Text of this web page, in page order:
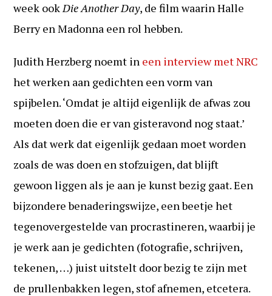
week ookDie Another Day, de film waarin Halle
Berry en Madonna een rol hebben.
Judith Herzberg noemt in een interview met NRC
het werken aan gedichten een vorm van
spijbelen. ‘Omdat je altijd eigenlijk de afwas zou
moeten doen die er van gisteravond nog staat.’
Als dat werk dat eigenlijk gedaan moet worden
zoals de was doen en stofzuigen, dat blijft
gewoon liggen als je aan je kunst bezig gaat. Een
bijzondere benaderingswijze, een beetje het
tegenovergestelde van procrastineren, waarbij je
je werk aan je gedichten (fotografie, schrijven,
tekenen, …) juist uitstelt door bezig te zijn met
de prullenbakken legen, stof afnemen, etcetera.